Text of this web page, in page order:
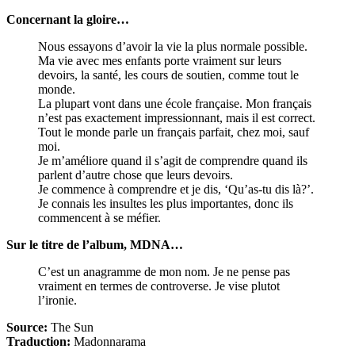
Concernant la gloire…
Nous essayons d’avoir la vie la plus normale possible.
Ma vie avec mes enfants porte vraiment sur leurs
devoirs, la santé, les cours de soutien, comme tout le
monde.
La plupart vont dans une école française. Mon français
n’est pas exactement impressionnant, mais il est correct.
Tout le monde parle un français parfait, chez moi, sauf
moi.
Je m’améliore quand il s’agit de comprendre quand ils
parlent d’autre chose que leurs devoirs.
Je commence à comprendre et je dis, ‘Qu’as-tu dis là?’.
Je connais les insultes les plus importantes, donc ils
commencent à se méfier.
Sur le titre de l’album, MDNA…
C’est un anagramme de mon nom. Je ne pense pas
vraiment en termes de controverse. Je vise plutot
l’ironie.
Source: The Sun
Traduction: Madonnarama